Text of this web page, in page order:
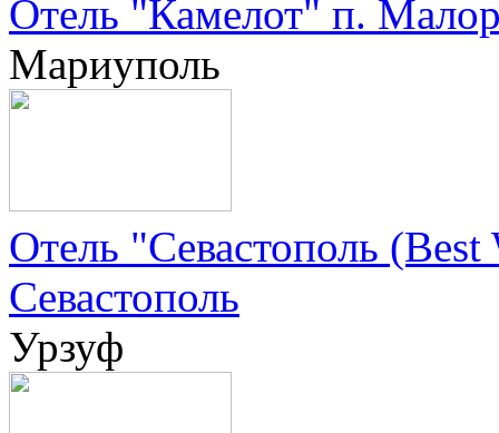
Отель "Камелот" п.
Мариуполь
Отель "Севастополь (Best
Севастополь
Урзуф